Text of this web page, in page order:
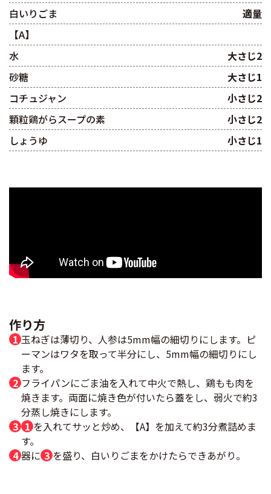
白いりごま
適量
【A】
水
大さじ2
砂糖
大さじ1
コチュジャン
小さじ2
顆粒鶏がらスープの素
小さじ2
しょうゆ
小さじ1
作り方
玉ねぎは薄切り、人参は5mm幅の細切りにします。ピ
ーマンはワタを取って半分にし、5mm幅の細切りにし
ます。
フライパンにごま油を入れて中火で熱し、鶏もも肉を
焼きます。両面に焼き色が付いたら蓋をし、弱火で約3
分蒸し焼きにします。
1 を入れてサッと炒め、【A】を加えて約3分煮詰めま
す。
器に 3 を盛り、白いりごまをかけたらできあがり。